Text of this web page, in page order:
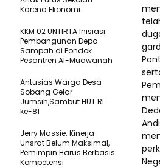
Karena Ekonomi
KKM 02 UNTIRTA Inisiasi
Pembangunan Depo
Sampah di Pondok
Pesantren Al-Muawanah
Antusias Warga Desa
Sobang Gelar
Jumsih,Sambut HUT RI
ke-81
Jerry Massie: Kinerja
Unsrat Belum Maksimal,
Pemimpin Harus Berbasis
Kompetensi